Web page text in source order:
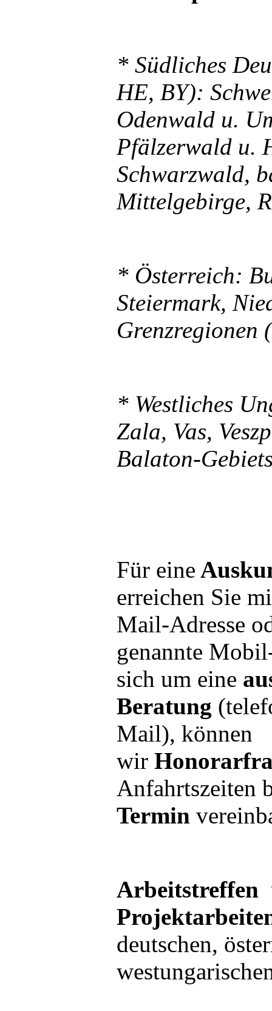
* Südliches
HE, BY):
Odenwald u.
Pfälzerwald u.
Schwarzwald,
Mittelgebirge,
* Österreich:
Steiermark,
Grenzregionen
* Westliches
Zala, Vas,
Balaton-
Für eine
erreichen Sie
Mail-Adresse
genannte
sich um eine
Beratung
Mail), können
wir
Anfahrtszeiten
Termin
Arbeitstreffen
deutschen,